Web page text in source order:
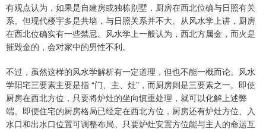
有观点认为，如果是自建房或独栋别墅，厨房在西北位确与日照有关
系。但现代楼宇多是共墙，与日照关系并不大。从风水学上讲，厨房
在西北位确实有一些禁忌。风水学上一般认为，西北方属金，而火是
摧毁金的，会对家中的男性不利。
不过，虽然这样的风水学解析有一定道理，但也不能一概而论。风水
学阳宅三要素主要是指 “门、主、灶”，而厨房则是三要素之一。即使
厨房在西北方位，只要将炉灶的坐向慎重处理，就可以化解上述弊
端。即便住宅的厨房格局已经定在西北方位，厨房还有炉灶方位、入
水口和出水口位置可调整布局。只要炉灶安置方位能与主人的命运互